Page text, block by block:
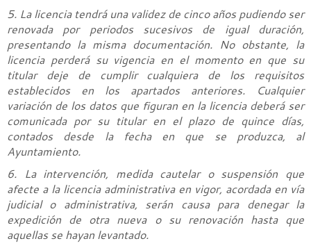
5. La licencia tendrá una validez de cinco años pudiendo ser
renovada por periodos sucesivos de igual duración,
presentando la misma documentación. No obstante, la
licencia perderá su vigencia en el momento en que su
titular deje de cumplir cualquiera de los requisitos
establecidos en los apartados anteriores. Cualquier
variación de los datos que figuran en la licencia deberá ser
comunicada por su titular en el plazo de quince días,
contados desde la fecha en que se produzca, al
Ayuntamiento.
6. La intervención, medida cautelar o suspensión que
afecte a la licencia administrativa en vigor, acordada en vía
judicial o administrativa, serán causa para denegar la
expedición de otra nueva o su renovación hasta que
aquellas se hayan levantado.